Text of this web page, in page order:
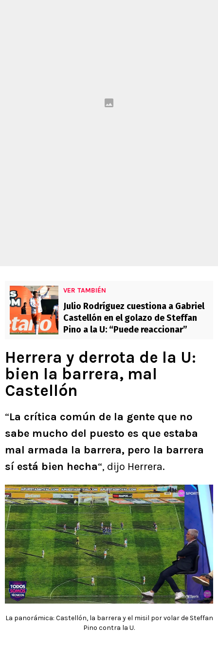
VER TAMBIÉN
Julio Rodríguez cuestiona a Gabriel
Castellón en el golazo de Steffan
Pino a la U: “Puede reaccionar”
Herrera y derrota de la U:
bien la barrera, mal
Castellón
“La crítica común de la gente que no
sabe mucho del puesto es que estaba
mal armada la barrera, pero la barrera
sí está bien hecha“, dijo Herrera.
La panorámica: Castellón, la barrera y el misil por volar de Steffan
Pino contra la U.